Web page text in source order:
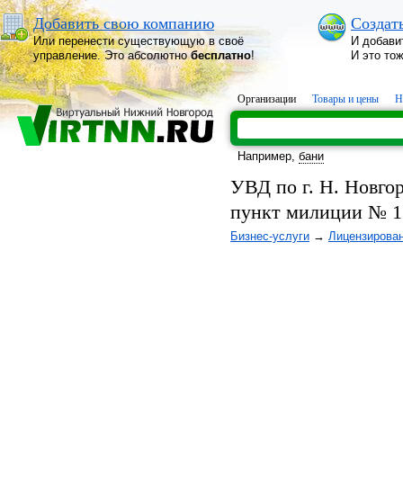
Добавить свою компанию
Или перенести существующую в своё
управление. Это абсолютнобесплатно!
И
И это
Организации Товары и цены
Например, бани
УВД по г. Н.
пункт милиции № 1
Бизнес-услуги →